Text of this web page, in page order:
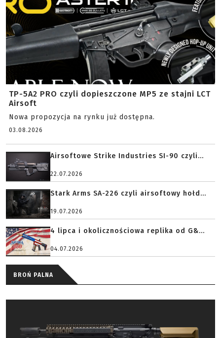
TP-5A2 PRO czyli dopieszczone MP5 ze stajni LCT
Airsoft
Nowa propozycja na rynku już dostępna.
03.08.2026
Airsoftowe Strike Industries SI-90 czyli...
22.07.2026
Stark Arms SA-226 czyli airsoftowy hołd...
19.07.2026
4 lipca i okolicznościowa replika od G&...
04.07.2026
BROŃ PALNA